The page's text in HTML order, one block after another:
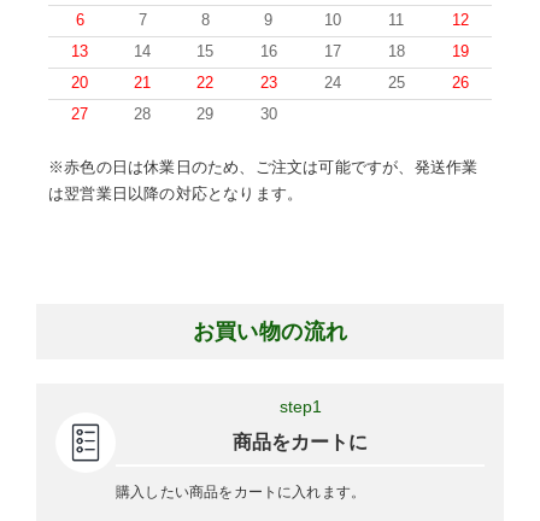
6
7 8 9 10 11
12
13
14 15 16 17 18
19
20
21 22 23 24 25
26
27
28 29 30
※赤色の日は休業日のため、ご注文は可能ですが、発送作業
は翌営業日以降の対応となります。
お買い物の流れ
step1
商品をカートに
購入したい商品をカートに入れます。